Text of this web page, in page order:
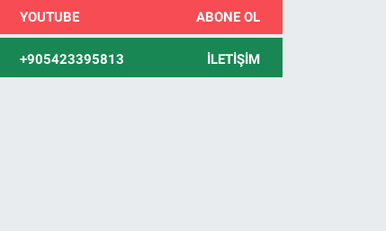
YOUTUBE ABONE OL
+905423395813 İLETIŞIM